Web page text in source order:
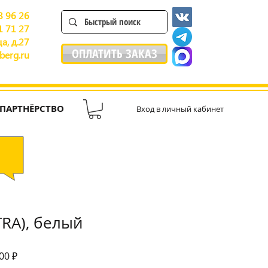
ОПЛАТИТЬ ЗАКАЗ
96 26
71 27
д.27
ПАРТНЁРСТВО Вход в личный кабинет
белый
₽Спеццена